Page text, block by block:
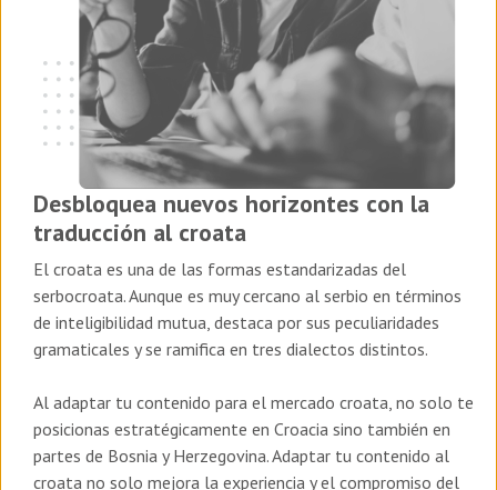
Desbloquea nuevos horizontes con la
traducción al croata
El croata es una de las formas estandarizadas del
serbocroata. Aunque es muy cercano al serbio en términos
de inteligibilidad mutua, destaca por sus peculiaridades
gramaticales y se ramifica en tres dialectos distintos.
Al adaptar tu contenido para el mercado croata, no solo te
posicionas estratégicamente en Croacia sino también en
partes de Bosnia y Herzegovina. Adaptar tu contenido al
croata no solo mejora la experiencia y el compromiso del